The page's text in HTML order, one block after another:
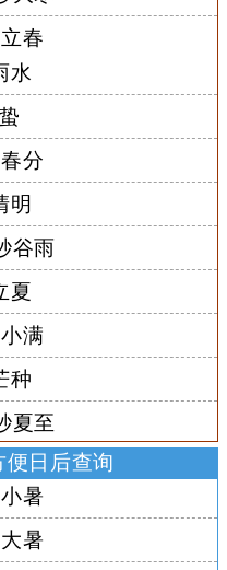
春
水
分
明
谷雨
夏
满
种
夏至
日后查询
暑
暑